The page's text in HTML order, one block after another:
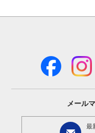
メール
最